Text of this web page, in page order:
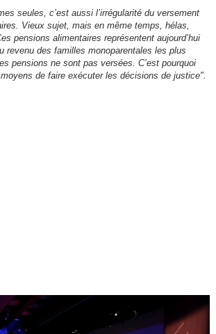
seules, c’est aussi l’irrégularité du versement
Vieux sujet, mais en même temps, hélas,
pensions alimentaires représentent aujourd’hui
revenu des familles monoparentales les plus
pensions ne sont pas versées. C’est pourquoi
de faire exécuter les décisions de justice".